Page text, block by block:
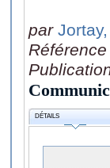
par
Référence
DÉTAILS